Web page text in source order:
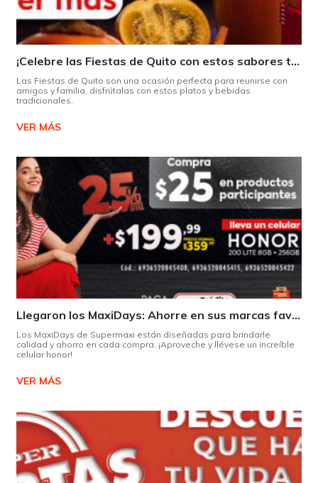
¡Celebre las Fiestas de Quito con estos sabores típicos!
Las Fiestas de Quito son una ocasión perfecta para reunirse con
amigos y familia, disfrútalas con estos platos y bebidas
tradicionales.
VER MÁS
Llegaron los MaxiDays: Ahorre en sus marcas favoritas
Los MaxiDays de Supermaxi están diseñadas para brindarle
calidad y ahorro en cada compra. ¡Aproveche y llévese un increíble
celular honor!
VER MÁS